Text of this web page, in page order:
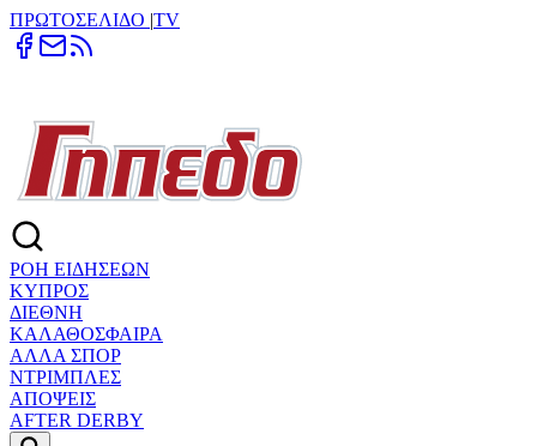
ΠΡΩΤΟΣΕΛΙΔΟ |TV
ΡΟΗ ΕΙΔΗΣΕΩΝ
ΚΥΠΡΟΣ
ΔΙΕΘΝΗ
ΚΑΛΑΘΟΣΦΑΙΡΑ
ΑΛΛΑ ΣΠΟΡ
ΝΤΡΙΜΠΛΕΣ
ΑΠΟΨΕΙΣ
AFTER DERBY